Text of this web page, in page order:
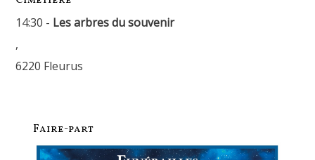
14:30 - Les arbres du souvenir
,
6220 Fleurus
Faire-part